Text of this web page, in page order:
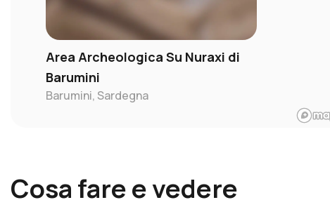
GENURI
GESTURI
GHILARZA
GONNOSTRAMATZA
Area Archeologica Su Nuraxi di
Barumini
Barumini, Sardegna
Cosa fare e vedere